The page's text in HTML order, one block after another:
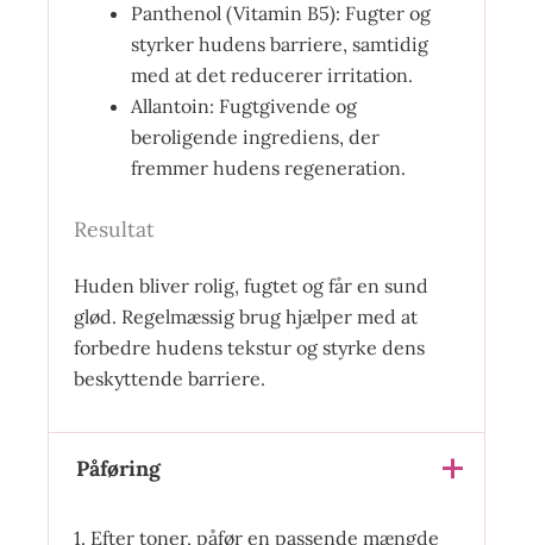
Panthenol (Vitamin B5): Fugter og
styrker hudens barriere, samtidig
med at det reducerer irritation.
Allantoin: Fugtgivende og
beroligende ingrediens, der
fremmer hudens regeneration.
Resultat
Huden bliver rolig, fugtet og får en sund
glød. Regelmæssig brug hjælper med at
forbedre hudens tekstur og styrke dens
beskyttende barriere.
Påføring
1. Efter toner, påfør en passende mængde